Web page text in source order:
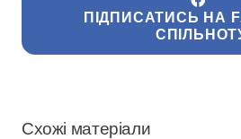
ПІДПИСАТИСЬ НА
Схожі матеріали